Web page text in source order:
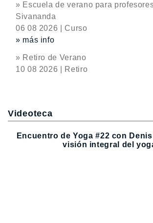
» Escuela de verano para
Sivananda
06 08 2026 | Curso
» más info
» Retiro de Verano
10 08 2026 | Retiro
Videoteca
Encuentro de Yoga #22 con
visión integral del